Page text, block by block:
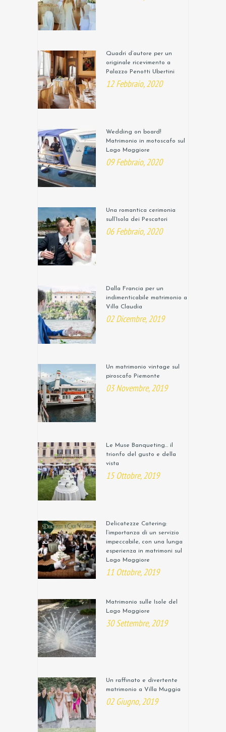
Quadri d’autore per un
originale ricevimento a
Palazzo Penotti Ubertini
12 Febbraio, 2020
Wedding on board!
Matrimonio in motoscafo sul
Lago Maggiore
09 Febbraio, 2020
Una romantica cerimonia
sull’Isola dei Pescatori
06 Febbraio, 2020
Dalla Francia per un
indimenticabile matrimonio a
Villa Claudia
02 Dicembre, 2019
Un matrimonio vintage sul
piroscafo Piemonte
03 Novembre, 2019
Le Muse Banqueting… il
trionfo del gusto e della
vista
15 Ottobre, 2019
Delicatezze Catering:
l’importanza di un servizio
impeccabile, con una lunga
esperienza in matrimoni sul
Lago Maggiore
11 Ottobre, 2019
Matrimonio sulle Isole del
Lago Maggiore
30 Settembre, 2019
Un raffinato e divertente
matrimonio a Villa Muggia
02 Giugno, 2019